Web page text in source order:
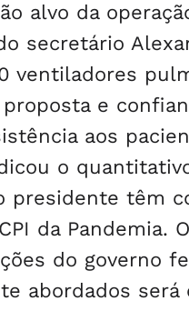
alvo da
secretário
ventiladores
e
aos
o
presidente têm
da Pandemia.
do governo
abordados será